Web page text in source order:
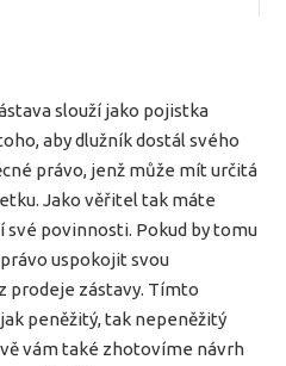
slouží jako pojistka
aby dlužník dostál svého
právo, jenž může mít určitá
Jako věřitel tak máte
své povinnosti. Pokud by tomu
uspokojit svou
prodeje zástavy. Tímto
peněžitý, tak nepeněžitý
vám také zhotovíme návrh